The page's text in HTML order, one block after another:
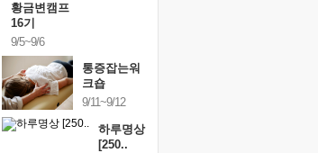
황금변캠프
16기
9/5~9/6
통증잡는워
크숍
9/11~9/12
하루명상
[250..